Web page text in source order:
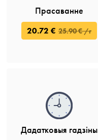
Прасаванне
20.72 € 25.90 € /г
Дадатковыя гадзіны